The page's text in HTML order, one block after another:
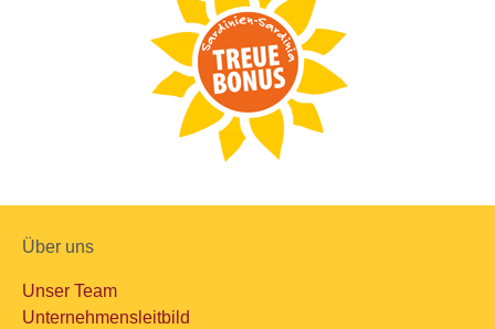
Über uns
Unser Team
Unternehmensleitbild